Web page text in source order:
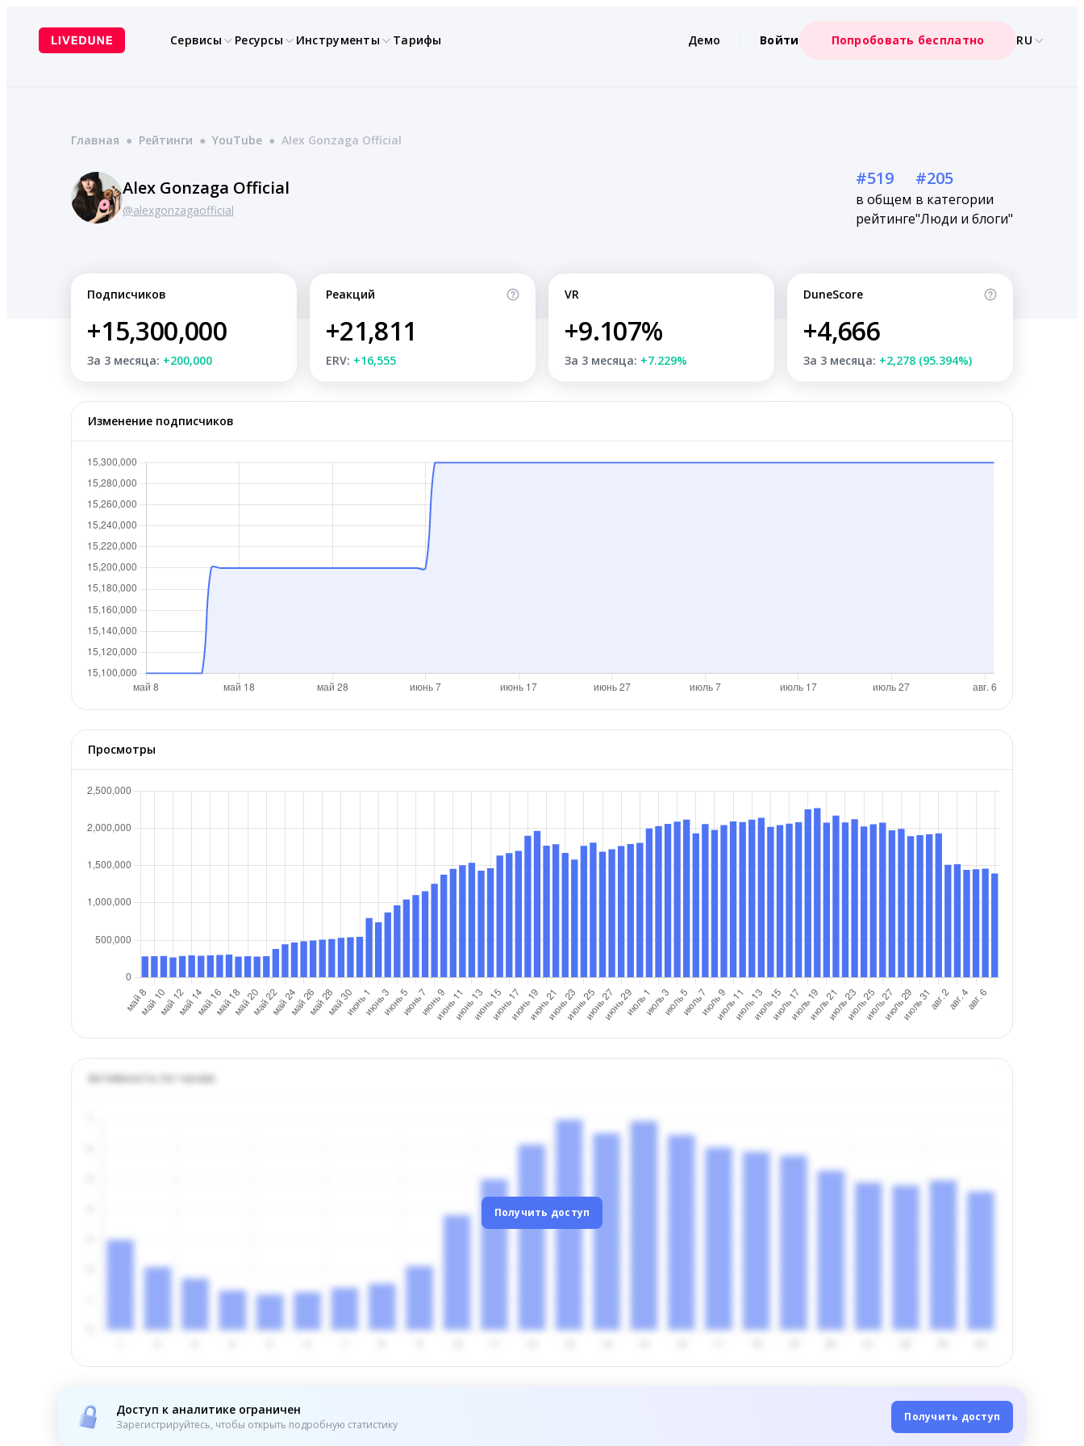
содержимому
Сервисы Ресурсы Инструменты Тарифы Демо Войти Попробовать бесплатно RU
Главная ● Рейтинги ● YouTube ● Alex Gonzaga Official
Alex Gonzaga Official
@alexgonzagaofficial
#519
в общем
рейтинге
#205
в категории
"Люди и блоги"
Подписчиков
+15,300,000
За 3 месяца: +200,000
Реакций
+21,811
ERV: +16,555
VR
+9.107%
За 3 месяца: +7.229%
DuneScore
+4,666
За 3 месяца: +2,278 (95.394%)
Изменение подписчиков
Просмотры
Активность по часам
Получить доступ
Доступ к аналитике ограничен
Зарегистрируйтесь, чтобы открыть подробную статистику
Получить доступ